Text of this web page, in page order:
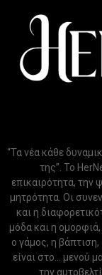
“Τα νέα κάθε
της”. Το
επικαιρότητα, την
μητρότητα. Οι
και η
μόδα και η
ο γάμος, η βάπτιση,
είναι στο... μενού
την